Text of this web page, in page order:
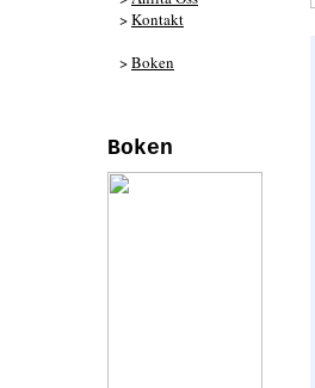
>Kontakt
>Boken
Boken